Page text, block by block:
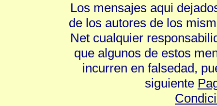
Los mensajes aqui
de los autores de los
Net cualquier
que algunos de estos
incurren en falsedad,
siguiente